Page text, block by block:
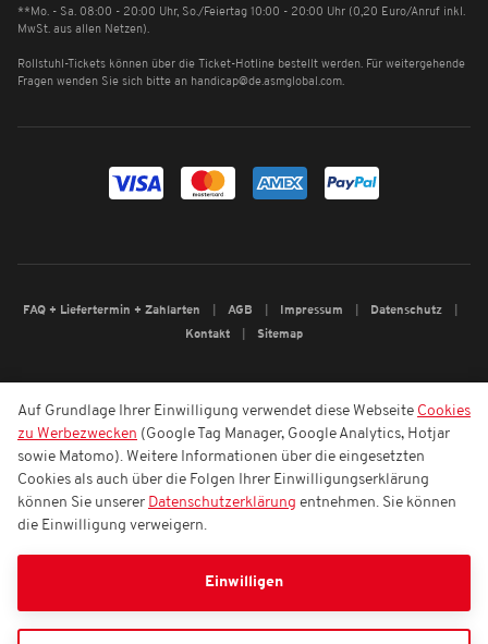
**Mo. - Sa. 08:00 - 20:00 Uhr, So./Feiertag 10:00 - 20:00 Uhr (0,20 Euro/Anruf inkl.
MwSt. aus allen Netzen).
Rollstuhl-Tickets können über die Ticket-Hotline bestellt werden. Für weitergehende
Fragen wenden Sie sich bitte an handicap@de.asmglobal.com.
FAQ + Liefertermin + Zahlarten AGB Impressum
Datenschutz
Kontakt
Sitemap
Auf Grundlage Ihrer Einwilligung verwendet diese Webseite Cookies
zu Werbezwecken (Google Tag Manager, Google Analytics, Hotjar
sowie Matomo). Weitere Informationen über die eingesetzten
Cookies als auch über die Folgen Ihrer Einwilligungserklärung
können Sie unserer Datenschutzerklärung entnehmen. Sie können
die Einwilligung verweigern.
Einwilligen